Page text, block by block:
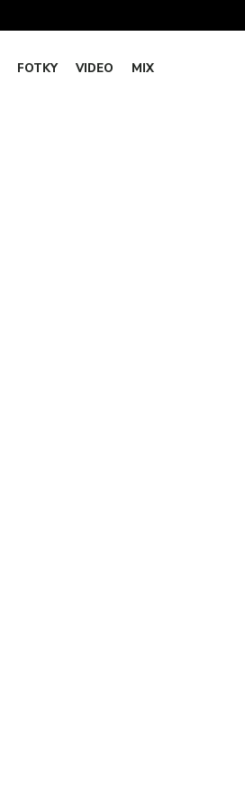
FOTKY VIDEO MIX